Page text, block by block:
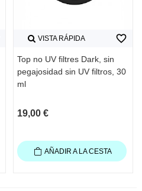
VISTA RÁPIDA
Top no UV filtres Dark, sin
pegajosidad sin UV filtros, 30
ml
19,00 €
favorite_border
AÑADIR A LA CESTA